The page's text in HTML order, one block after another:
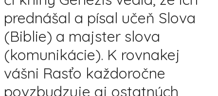
prednášal a písal učeň Slova
(Biblie) a majster slova
(komunikácie). K rovnakej
vášni Rasťo každoročne
povzbudzuje aj ostatných